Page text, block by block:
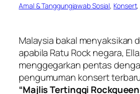
Amal & Tanggungjawab Sosial, Konsert,
Malaysia bakal menyaksikan
apabila Ratu Rock negara,
menggegarkan pentas
pengumuman konsert
“Majlis Tertinggi